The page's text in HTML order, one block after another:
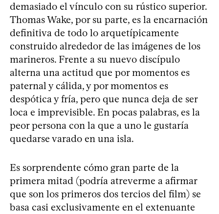
demasiado el vínculo con su rústico superior.
Thomas Wake, por su parte, es la encarnación
definitiva de todo lo arquetípicamente
construido alrededor de las imágenes de los
marineros. Frente a su nuevo discípulo
alterna una actitud que por momentos es
paternal y cálida, y por momentos es
despótica y fría, pero que nunca deja de ser
loca e imprevisible. En pocas palabras, es la
peor persona con la que a uno le gustaría
quedarse varado en una isla.
Es sorprendente cómo gran parte de la
primera mitad (podría atreverme a afirmar
que son los primeros dos tercios del film) se
basa casi exclusivamente en el extenuante